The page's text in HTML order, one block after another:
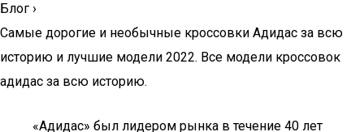
Блог ›
Самые дорогие и необычные кроссовки Адидас за всю
историю и лучшие модели 2022. Все модели кроссовок
адидас за всю историю.
«Адидас» был лидером рынка в течение 40 лет